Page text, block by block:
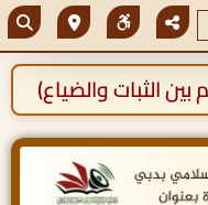
الثبات والضياع)